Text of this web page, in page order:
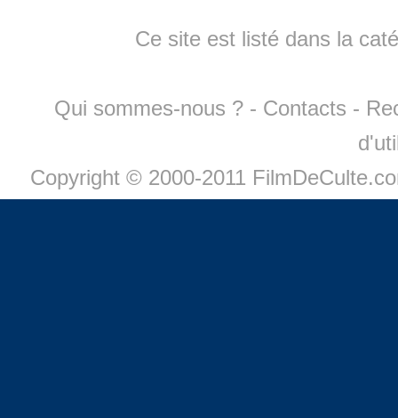
Ce site est listé dans la
Qui sommes-nous ? - Contacts -
Copyright © 2000-2011